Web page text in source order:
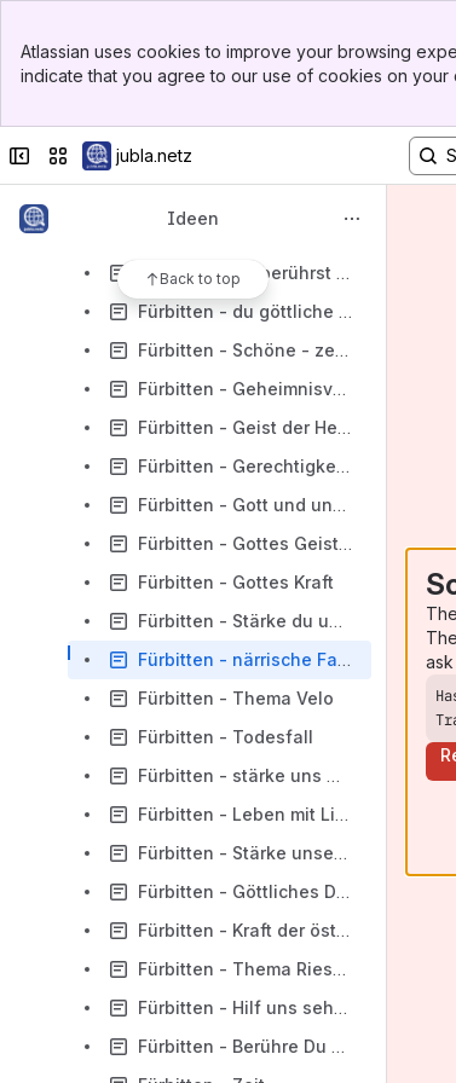
Top Bar
Sidebar
Atlassian uses cookies to improve your browsing
indicate that you agree to our use of cookies on your
Collapse sidebar
Switch sites or apps
jubla.netz
Ideen
Back to top
Gruppenstunden/Hosensackspiele
J+S Aktivitäten
Geschichten
Fürbitten - Du berührst uns mit deiner Liebe
Fürbitten - du göttliche Kraft lebst in uns
Fürbitten - Schöne - zerbrechliche Welt
Fürbitten - Geheimnisvolle Kraft
Fürbitten - Geist der Herzlichkeit und Geduld
Fürbitten - Gerechtigkeit ohne Liebe macht...
Fürbitten - Gott und unser eigener Beitrag
Fürbitten - Gottes Geist der Liebe
Fürbitten - Gottes Kraft
Fürbitten - Stärke du uns in den Entscheidungen
Fürbitten - närrische Fastnachtszeit
Fürbitten - Thema Velo
Fürbitten - Todesfall
Fürbitten - stärke uns mit Mut
Fürbitten - Leben mit Liebe gestalten
Fürbitten - Stärke unsere Wahrnehmung
Fürbitten - Göttliches Da-Sein
Fürbitten - Kraft der österlichen Auferstehung
Fürbitten - Thema Riesenrad
Fürbitten - Hilf uns sehend zu werden
Fürbitten - Berühre Du unser Leben